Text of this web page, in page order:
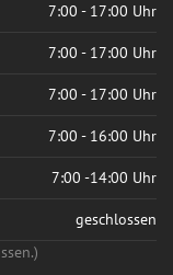
7:00 - 17:00 Uhr
7:00 - 17:00 Uhr
7:00 - 17:00 Uhr
7:00 - 16:00 Uhr
7:00 -14:00 Uhr
geschlossen